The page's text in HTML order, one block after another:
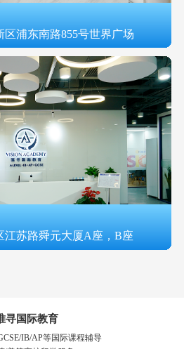
浦东南路855号世界广场
江苏路舜元大厦A座，B座
寻国际教育
IB/AP等国际课程辅导